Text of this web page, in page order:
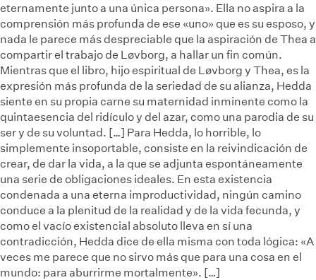
eternamente junto a una única persona». Ella no aspira a la
comprensión más profunda de ese «uno» que es su esposo, y
nada le parece más despreciable que la aspiración de Thea a
compartir el trabajo de Løvborg, a hallar un fin común.
Mientras que el libro, hijo espiritual de Løvborg y Thea, es la
expresión más profunda de la seriedad de su alianza, Hedda
siente en su propia carne su maternidad inminente como la
quintaesencia del ridículo y del azar, como una parodia de su
ser y de su voluntad. […] Para Hedda, lo horrible, lo
simplemente insoportable, consiste en la reivindicación de
crear, de dar la vida, a la que se adjunta espontáneamente
una serie de obligaciones ideales. En esta existencia
condenada a una eterna improductividad, ningún camino
conduce a la plenitud de la realidad y de la vida fecunda, y
como el vacío existencial absoluto lleva en sí una
contradicción, Hedda dice de ella misma con toda lógica: «A
veces me parece que no sirvo más que para una cosa en el
mundo: para aburrirme mortalmente». […]